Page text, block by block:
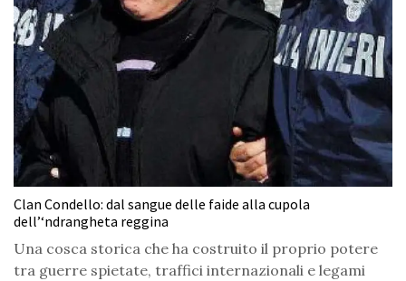
Clan Condello: dal sangue delle faide alla cupola
dell’‘ndrangheta reggina
Una cosca storica che ha costruito il proprio potere
tra guerre spietate, traffici internazionali e legami